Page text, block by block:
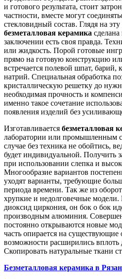
и готового результата, стоит
частности, вместе могут
стекловидный состав. Глядя на
безметалловая керамика
заключении есть своя правда.
или жидкость. Порой готовые
прямо на готовую конструкцию
встречается полевой шпат, барий,
натрий. Специальная обработка
кристаллическую решетку до
необходимая прочность и
именно такое сочетание
появления изделий без
Изготавливается безметалловая
лаборатории или промышленным
случае без техника не обойтись,
будет индивидуальной. Получить
при использовании слепка и
Многообразие вариантов
уходят варианты, требующие
периода времени. Так же из
хрупкие и недолговечные
диоксид циркония, он бок о бок
производным алюминия.
постоянно открываются новые
часть опирается на
возможности расширились вплоть
Скопировать натуральные ткани
Безметалловая керамика в